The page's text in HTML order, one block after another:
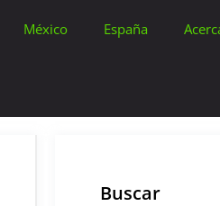
México España
Buscar